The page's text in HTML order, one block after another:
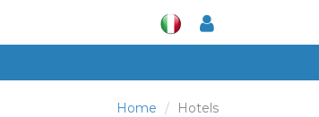
Home Hotels